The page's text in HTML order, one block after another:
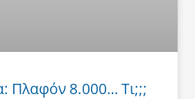
Πλαφόν 8.000… Τι;;;